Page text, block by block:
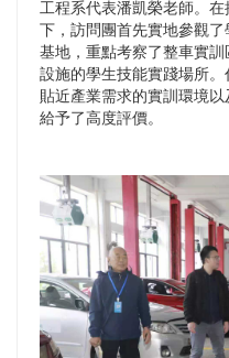
工程系代表潘凱榮老師。
下，訪問團首先實地參觀
基地，重點考察了整車實
設施的學生技能實踐場所。
貼近產業需求的實訓環境
給予了高度評價。